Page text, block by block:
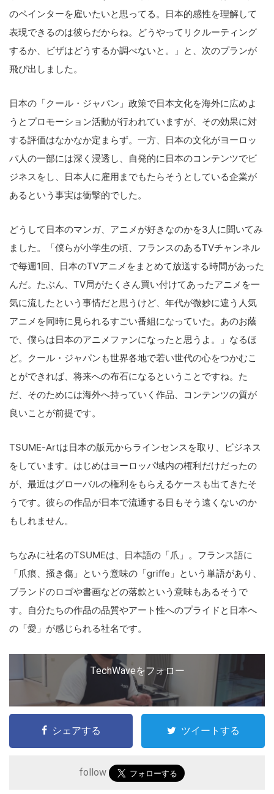
のペインターを雇いたいと思ってる。日本的感性を理解して
表現できるのは彼らだからね。どうやってリクルーティング
するか、ビザはどうするか調べないと。」と、次のプランが
飛び出しました。
日本の「クール・ジャパン」政策で日本文化を海外に広めよ
うとプロモーション活動が行われていますが、その効果に対
する評価はなかなか定まらず。一方、日本の文化がヨーロッ
パ人の一部には深く浸透し、自発的に日本のコンテンツでビ
ジネスをし、日本人に雇用までもたらそうとしている企業が
あるという事実は衝撃的でした。
どうして日本のマンガ、アニメが好きなのかを3人に聞いてみ
ました。「僕らが小学生の頃、フランスのあるTVチャンネル
で毎週1回、日本のTVアニメをまとめて放送する時間があった
んだ。たぶん、TV局がたくさん買い付けてあったアニメを一
気に流したという事情だと思うけど、年代が微妙に違う人気
アニメを同時に見られるすごい番組になっていた。あのお蔭
で、僕らは日本のアニメファンになったと思うよ。」なるほ
ど。クール・ジャパンも世界各地で若い世代の心をつかむこ
とができれば、将来への布石になるということですね。た
だ、そのためには海外へ持っていく作品、コンテンツの質が
良いことが前提です。
TSUME-Artは日本の版元からラインセンスを取り、ビジネス
をしています。はじめはヨーロッパ域内の権利だけだったの
が、最近はグローバルの権利をもらえるケースも出てきたそ
うです。彼らの作品が日本で流通する日もそう遠くないのか
もしれません。
ちなみに社名のTSUMEは、日本語の「爪」。フランス語に
「爪痕、掻き傷」という意味の「griffe」という単語があり、
ブランドのロゴや書画などの落款という意味もあるそうで
す。自分たちの作品の品質やアート性へのプライドと日本へ
の「愛」が感じられる社名です。
TechWaveをフォロー
シェアする ツイートする
follow
こ
サ
を
検
索
す